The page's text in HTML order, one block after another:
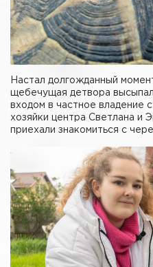
Настал долгожданный
щебечущая детвора
входом в частное владение
хозяйки центра Светлана и
приехали знакомиться с